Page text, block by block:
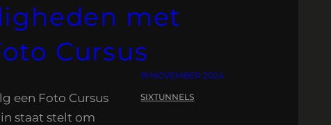
met
Cursus
een Foto Cursus
staat stelt om
19 NOVEMBER 2024
SIXTUNNELS